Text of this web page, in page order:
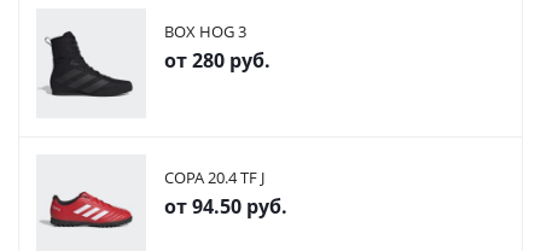
BOX HOG 3
от280 руб.
COPA 20.4 TF J
от94.50 руб.